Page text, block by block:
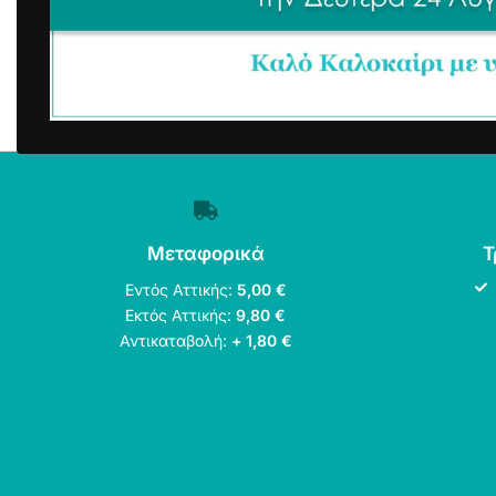
Μεταφορικά
Εντός Αττικής: 5,00 €
Εκτός Αττικής:9,80 €
Αντικαταβολή: + 1,80 €